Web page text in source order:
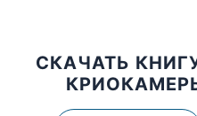
СКАЧАТЬ